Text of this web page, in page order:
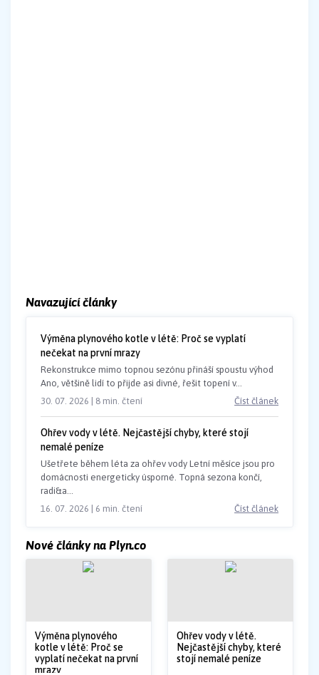
Navazující články
Výměna plynového kotle v létě: Proč se vyplatí
nečekat na první mrazy
Rekonstrukce mimo topnou sezónu přináší spoustu výhod
Ano, většině lidí to přijde asi divné, řešit topení v...
30. 07. 2026 | 8 min. čtení
Číst článek
Ohřev vody v létě. Nejčastější chyby, které stojí
nemalé peníze
Ušetřete během léta za ohřev vody Letní měsíce jsou pro
domácnosti energeticky úsporné. Topná sezona končí,
radi&a...
16. 07. 2026 | 6 min. čtení
Číst článek
Nové články na Plyn.co
Výměna plynového
kotle v létě: Proč se
vyplatí nečekat na první
mrazy
Ohřev vody v létě.
Nejčastější chyby, které
stojí nemalé peníze